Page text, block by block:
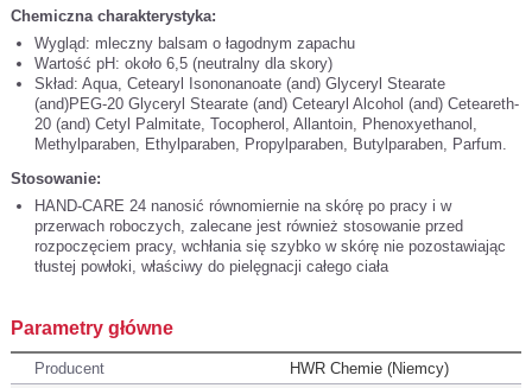
Chemiczna charakterystyka:
Wygląd: mleczny balsam o łagodnym zapachu
Wartość pH: około 6,5 (neutralny dla skory)
Skład: Aqua, Cetearyl Isononanoate (and) Glyceryl Stearate
(and)PEG-20 Glyceryl Stearate (and) Cetearyl Alcohol (and) Ceteareth-
20 (and) Cetyl Palmitate, Tocopherol, Allantoin, Phenoxyethanol,
Methylparaben, Ethylparaben, Propylparaben, Butylparaben, Parfum.
Stosowanie:
HAND-CARE 24 nanosić równomiernie na skórę po pracy i w
przerwach roboczych, zalecane jest również stosowanie przed
rozpoczęciem pracy, wchłania się szybko w skórę nie pozostawiając
tłustej powłoki, właściwy do pielęgnacji całego ciała
Parametry główne
Producent
HWR Chemie (Niemcy)